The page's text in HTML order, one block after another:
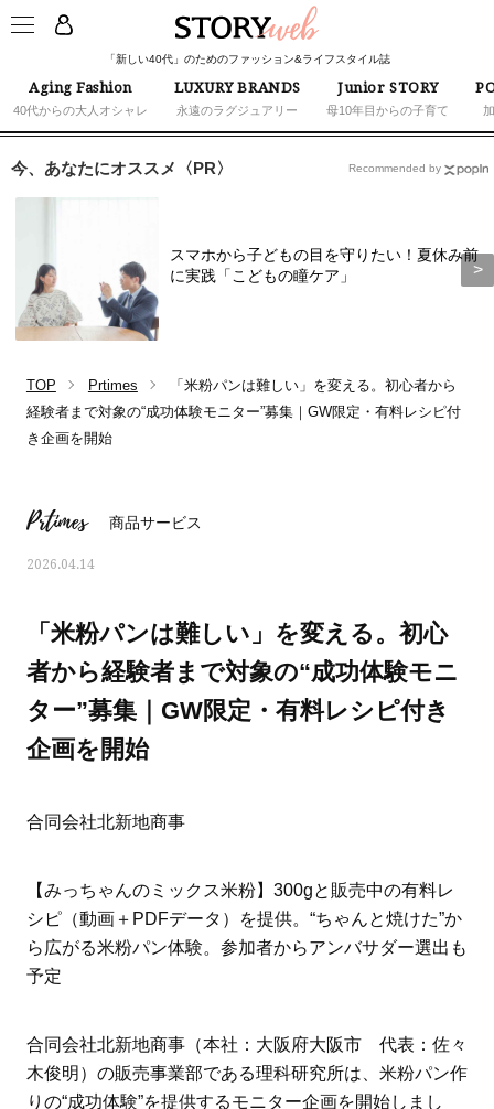
「新しい40代」のためのファッション&ライフスタイル誌
Aging Fashion
40代からの大人オシャレ
LUXURY BRANDS
永遠のラグジュアリー
Junior STORY
母10年目からの子育て
ス学」
タログ
今、あなたにオススメ〈PR〉
スマホから子どもの目を守りたい！夏休み前
に実践「こどもの瞳ケア」
Recommended by
TOP Prtimes
「米粉パンは難しい」を変える。初心者から
経験者まで対象の“成功体験モニター”募集｜GW限定・有料レシピ付
き企画を開始
Prtimes 商品サービス
2026.04.14
「米粉パンは難しい」を変える。初心
者から経験者まで対象の“成功体験モニ
ター”募集｜GW限定・有料レシピ付き
企画を開始
合同会社北新地商事
【みっちゃんのミックス米粉】300gと販売中の有料レ
シピ（動画＋PDFデータ）を提供。“ちゃんと焼けた”か
ら広がる米粉パン体験。参加者からアンバサダー選出も
予定
合同会社北新地商事（本社：大阪府大阪市 代表：佐々
木俊明）の販売事業部である理科研究所は、米粉パン作
りの“成功体験”を提供するモニター企画を開始しまし